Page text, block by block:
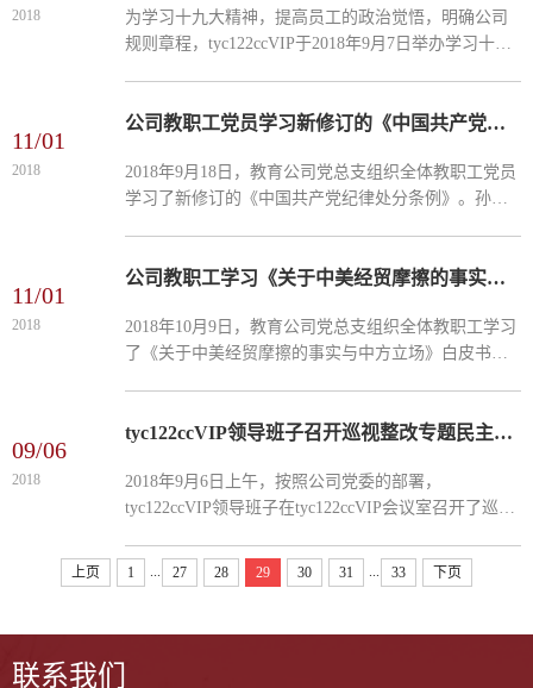
2018
为学习十九大精神，提高员工的政治觉悟，明确公司
规则章程，tyc122ccVIP于2018年9月7日举办学习十九
601举行。会议期...
11/01
2018
公司教职工党员学习新修订的《中国共产党纪律处分条例》
2018年9月18日，教育公司党总支组织全体教职工党员
学习了新修订的《中国共产党纪律处分条例》。孙尚
分条例》九大...
11/01
2018
公司教职工学习《关于中美经贸摩擦的事实与中方立场》白皮书
2018年10月9日，教育公司党总支组织全体教职工学习
了《关于中美经贸摩擦的事实与中方立场》白皮书。
内容，特别是...
09/06
2018
tyc122ccVIP领导班子召开巡视整改专题民主生活会
2018年9月6日上午，按照公司党委的部署，
tyc122ccVIP领导班子在tyc122ccVIP会议室召开了巡视
办公室孙溢老师出席了此次专题民主生活会。为了开
好这次专题民主生活会，王...
上页 1 27 28 29 30 31 33 下页
联系我们